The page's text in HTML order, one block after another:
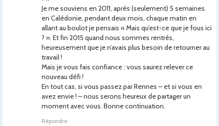
Je me souviens en 2011, après (seulement) 5 semaines
en Calédonie, pendant deux mois, chaque matin en
allant au boulot je pensais « Mais qu’est-ce que je fous ici
? ». Et fin 2015 quand nous sommes rentrés,
heureusement que je n’avais plus besoin de retourner au
travail !
Mais je vous fais confiance : vous saurez relever ce
nouveau défi !
En tout cas, si vous passez par Rennes – et si vous en
avez envie ! – nous serons heureux de partager un
moment avec vous. Bonne continuation.
Répondre